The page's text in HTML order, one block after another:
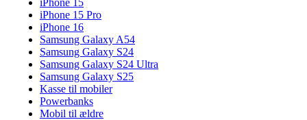
iPhone 15
iPhone 15 Pro
iPhone 16
Samsung Galaxy A54
Samsung Galaxy S24
Samsung Galaxy S24 Ultra
Samsung Galaxy S25
Kasse til mobiler
Powerbanks
Mobil til ældre